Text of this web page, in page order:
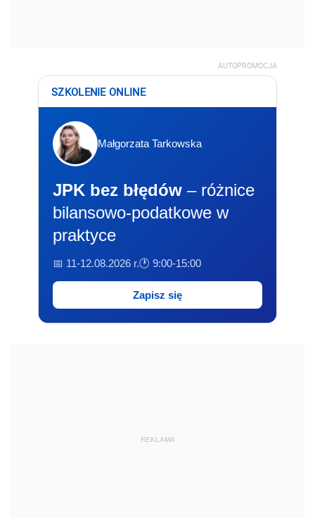
AUTOPROMOCJA
SZKOLENIE ONLINE
Małgorzata Tarkowska
JPK bez błędów – różnice
bilansowo-podatkowe w
praktyce
📅 11-12.08.2026 r.🕐 9:00-15:00
Zapisz się
REKLAMA